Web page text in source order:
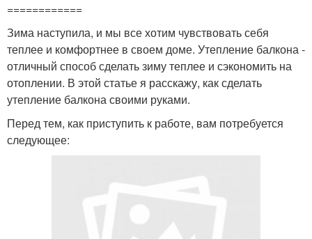
============
Зима наступила, и мы все хотим чувствовать себя
теплее и комфортнее в своем доме. Утепление балкона -
отличный способ сделать зиму теплее и сэкономить на
отоплении. В этой статье я расскажу, как сделать
утепление балкона своими руками.
Перед тем, как приступить к работе, вам потребуется
следующее: